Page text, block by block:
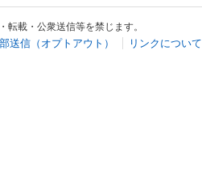
載・公衆送信等を禁じます。
送信（オプトアウト） リンクについて